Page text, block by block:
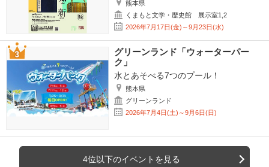
熊本県
くまもと文学・歴史館 展示室1,2
2026年7月17日(金)～9月23日(水)
グリーンランド「ウォーターパー
ク」
水とあそべる7つのプール！
熊本県
グリーンランド
2026年7月4日(土)～9月6日(日)
4位以下のイベントを見る